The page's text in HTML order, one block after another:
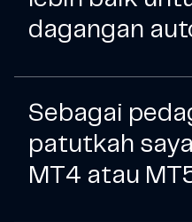
dagangan
Sebagai
patutkah
MT4 atau